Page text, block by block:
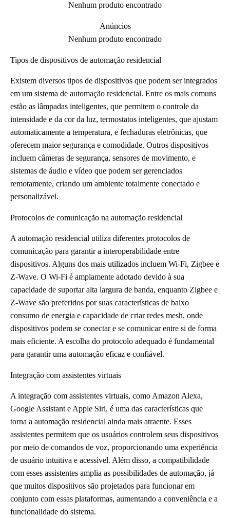
Nenhum produto encontrado
Anúncios
Nenhum produto encontrado
Tipos de dispositivos de automação residencial
Existem diversos tipos de dispositivos que podem ser integrados
em um sistema de automação residencial. Entre os mais comuns
estão as lâmpadas inteligentes, que permitem o controle da
intensidade e da cor da luz, termostatos inteligentes, que ajustam
automaticamente a temperatura, e fechaduras eletrônicas, que
oferecem maior segurança e comodidade. Outros dispositivos
incluem câmeras de segurança, sensores de movimento, e
sistemas de áudio e vídeo que podem ser gerenciados
remotamente, criando um ambiente totalmente conectado e
personalizável.
Protocolos de comunicação na automação residencial
A automação residencial utiliza diferentes protocolos de
comunicação para garantir a interoperabilidade entre
dispositivos. Alguns dos mais utilizados incluem Wi-Fi, Zigbee e
Z-Wave. O Wi-Fi é amplamente adotado devido à sua
capacidade de suportar alta largura de banda, enquanto Zigbee e
Z-Wave são preferidos por suas características de baixo
consumo de energia e capacidade de criar redes mesh, onde
dispositivos podem se conectar e se comunicar entre si de forma
mais eficiente. A escolha do protocolo adequado é fundamental
para garantir uma automação eficaz e confiável.
Integração com assistentes virtuais
A integração com assistentes virtuais, como Amazon Alexa,
Google Assistant e Apple Siri, é uma das características que
torna a automação residencial ainda mais atraente. Esses
assistentes permitem que os usuários controlem seus dispositivos
por meio de comandos de voz, proporcionando uma experiência
de usuário intuitiva e acessível. Além disso, a compatibilidade
com esses assistentes amplia as possibilidades de automação, já
que muitos dispositivos são projetados para funcionar em
conjunto com essas plataformas, aumentando a conveniência e a
funcionalidade do sistema.